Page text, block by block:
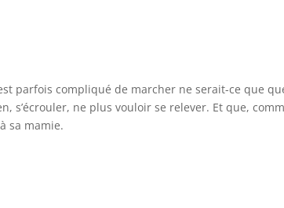
parfois compliqué de marcher ne serait-ce que
s’écrouler, ne plus vouloir se relever. Et que,
sa mamie.